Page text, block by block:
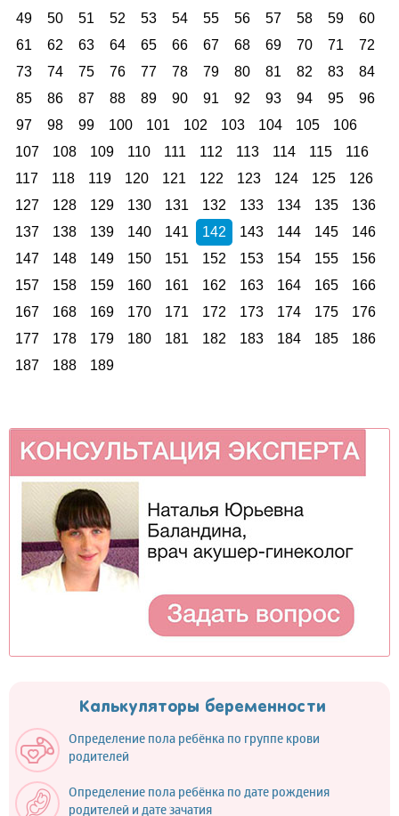
49
50 51 52 53 54 55 56 57 58 59
60
61
62 63 64 65 66 67 68 69 70 71
72
73
74 75 76 77 78 79 80 81 82 83
84
85
86 87 88 89 90 91 92 93 94 95
96
97
98 99 100 101 102 103 104 105
106
107
108 109 110 111 112 113 114 115
116
117
118 119 120 121 122 123 124 125
126
127
128 129 130 131 132 133 134 135
136
137
138 139 140 141 142 143 144 145
146
147
148 149 150 151 152 153 154 155
156
157
158 159 160 161 162 163 164 165
166
167
168 169 170 171 172 173 174 175
176
177
178 179 180 181 182 183 184 185
186
187
188 189
Калькуляторы беременности
Определение пола ребёнка по группе крови
родителей
Определение пола ребёнка по дате рождения
родителей и дате зачатия